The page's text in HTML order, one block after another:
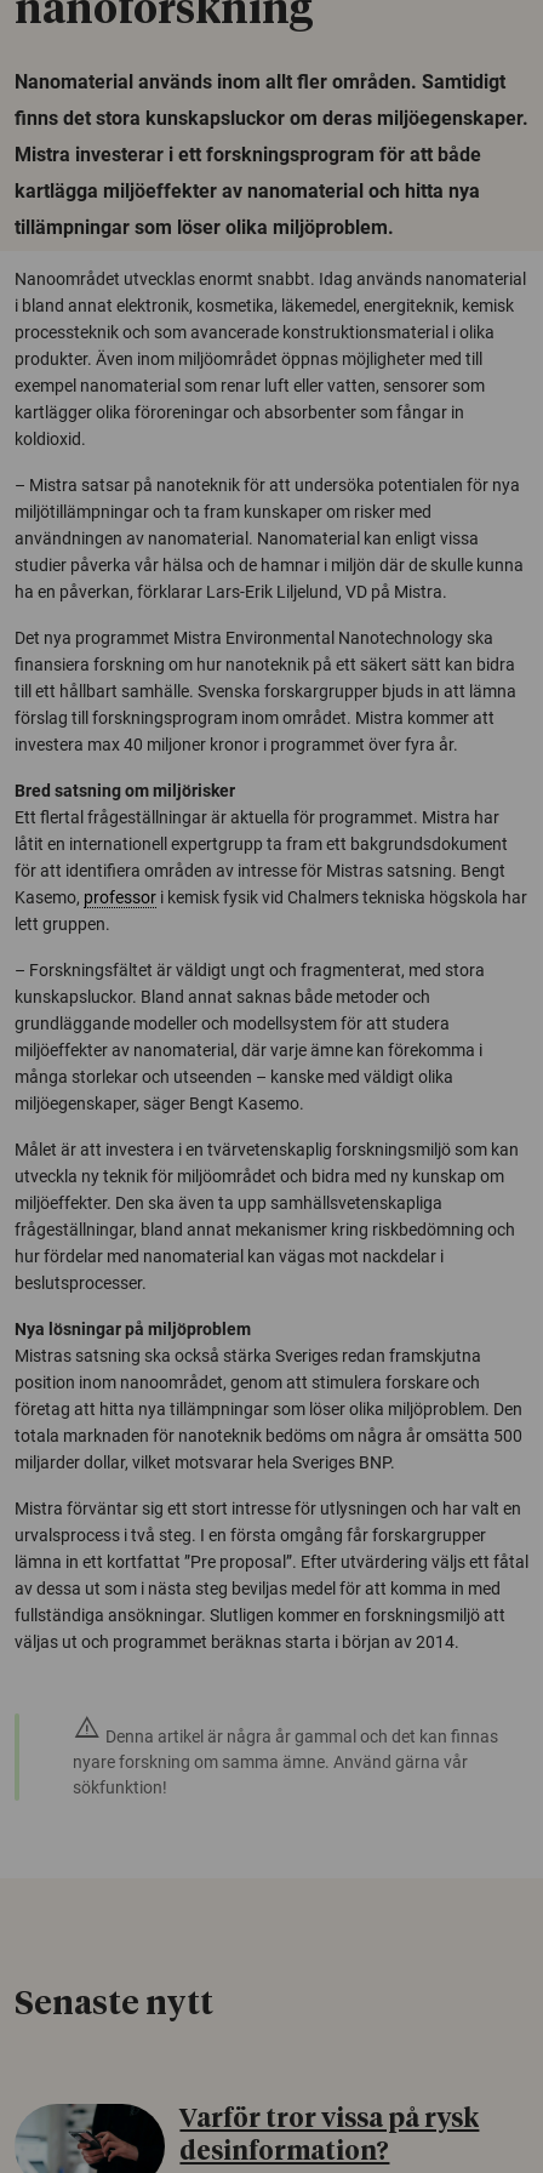
nanoforskning
Nanomaterial används inom allt fler områden. Samtidigt
finns det stora kunskapsluckor om deras miljöegenskaper.
Mistra investerar i ett forskningsprogram för att både
kartlägga miljöeffekter av nanomaterial och hitta nya
tillämpningar som löser olika miljöproblem.
Nanoområdet utvecklas enormt snabbt. Idag används nanomaterial
i bland annat elektronik, kosmetika, läkemedel, energiteknik, kemisk
processteknik och som avancerade konstruktionsmaterial i olika
produkter. Även inom miljöområdet öppnas möjligheter med till
exempel nanomaterial som renar luft eller vatten, sensorer som
kartlägger olika föroreningar och absorbenter som fångar in
koldioxid.
– Mistra satsar på nanoteknik för att undersöka potentialen för nya
miljötillämpningar och ta fram kunskaper om risker med
användningen av nanomaterial. Nanomaterial kan enligt vissa
studier påverka vår hälsa och de hamnar i miljön där de skulle kunna
ha en påverkan, förklarar Lars-Erik Liljelund, VD på Mistra.
Det nya programmet Mistra Environmental Nanotechnology ska
finansiera forskning om hur nanoteknik på ett säkert sätt kan bidra
till ett hållbart samhälle. Svenska forskargrupper bjuds in att lämna
förslag till forskningsprogram inom området. Mistra kommer att
investera max 40 miljoner kronor i programmet över fyra år.
Bred satsning om miljörisker
Ett flertal frågeställningar är aktuella för programmet. Mistra har
låtit en internationell expertgrupp ta fram ett bakgrundsdokument
för att identifiera områden av intresse för Mistras satsning. Bengt
Kasemo, professor i kemisk fysik vid Chalmers tekniska högskola har
lett gruppen.
– Forskningsfältet är väldigt ungt och fragmenterat, med stora
kunskapsluckor. Bland annat saknas både metoder och
grundläggande modeller och modellsystem för att studera
miljöeffekter av nanomaterial, där varje ämne kan förekomma i
många storlekar och utseenden – kanske med väldigt olika
miljöegenskaper, säger Bengt Kasemo.
Målet är att investera i en tvärvetenskaplig forskningsmiljö som kan
utveckla ny teknik för miljöområdet och bidra med ny kunskap om
miljöeffekter. Den ska även ta upp samhällsvetenskapliga
frågeställningar, bland annat mekanismer kring riskbedömning och
hur fördelar med nanomaterial kan vägas mot nackdelar i
beslutsprocesser.
Nya lösningar på miljöproblem
Mistras satsning ska också stärka Sveriges redan framskjutna
position inom nanoområdet, genom att stimulera forskare och
företag att hitta nya tillämpningar som löser olika miljöproblem. Den
totala marknaden för nanoteknik bedöms om några år omsätta 500
miljarder dollar, vilket motsvarar hela Sveriges BNP.
Mistra förväntar sig ett stort intresse för utlysningen och har valt en
urvalsprocess i två steg. I en första omgång får forskargrupper
lämna in ett kortfattat ”Pre proposal”. Efter utvärdering väljs ett fåtal
av dessa ut som i nästa steg beviljas medel för att komma in med
fullständiga ansökningar. Slutligen kommer en forskningsmiljö att
väljas ut och programmet beräknas starta i början av 2014.
warning Denna artikel är några år gammal och det kan finnas
nyare forskning om samma ämne. Använd gärna vår
sökfunktion!
Senaste nytt
Varför tror vissa på rysk
desinformation?